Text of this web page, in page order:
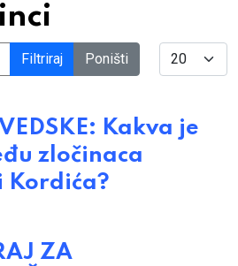
Filtriraj Poništi Display #
Kakva je
zločinaca
Kordića?
ZA